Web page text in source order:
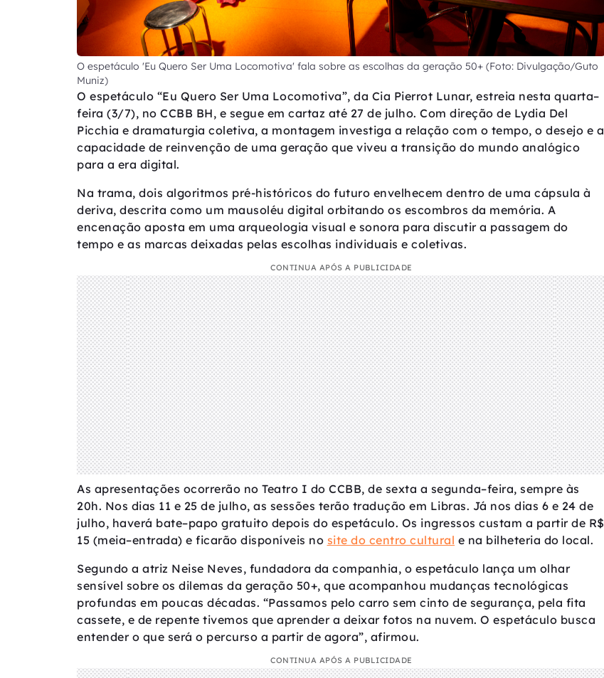
O espetáculo 'Eu Quero Ser Uma Locomotiva' fala sobre as escolhas da geração 50+ (Foto: Divulgação/Guto
Muniz)
O espetáculo “Eu Quero Ser Uma Locomotiva”, da Cia Pierrot Lunar, estreia nesta quarta–
feira (3/7), no CCBB BH, e segue em cartaz até 27 de julho. Com direção de Lydia Del
Picchia e dramaturgia coletiva, a montagem investiga a relação com o tempo, o desejo e a
capacidade de reinvenção de uma geração que viveu a transição do mundo analógico
para a era digital.
Na trama, dois algoritmos pré-históricos do futuro envelhecem dentro de uma cápsula à
deriva, descrita como um mausoléu digital orbitando os escombros da memória. A
encenação aposta em uma arqueologia visual e sonora para discutir a passagem do
tempo e as marcas deixadas pelas escolhas individuais e coletivas.
CONTINUA APÓS A PUBLICIDADE
As apresentações ocorrerão no Teatro I do CCBB, de sexta a segunda–feira, sempre às
20h. Nos dias 11 e 25 de julho, as sessões terão tradução em Libras. Já nos dias 6 e 24 de
julho, haverá bate–papo gratuito depois do espetáculo. Os ingressos custam a partir de R$
15 (meia–entrada) e ficarão disponíveis no site do centro cultural e na bilheteria do local.
Segundo a atriz Neise Neves, fundadora da companhia, o espetáculo lança um olhar
sensível sobre os dilemas da geração 50+, que acompanhou mudanças tecnológicas
profundas em poucas décadas. “Passamos pelo carro sem cinto de segurança, pela fita
cassete, e de repente tivemos que aprender a deixar fotos na nuvem. O espetáculo busca
entender o que será o percurso a partir de agora”, afirmou.
CONTINUA APÓS A PUBLICIDADE